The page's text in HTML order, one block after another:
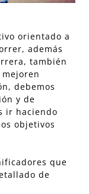
orientado a
además
también
debemos
y de
ir haciendo
objetivos
que
de